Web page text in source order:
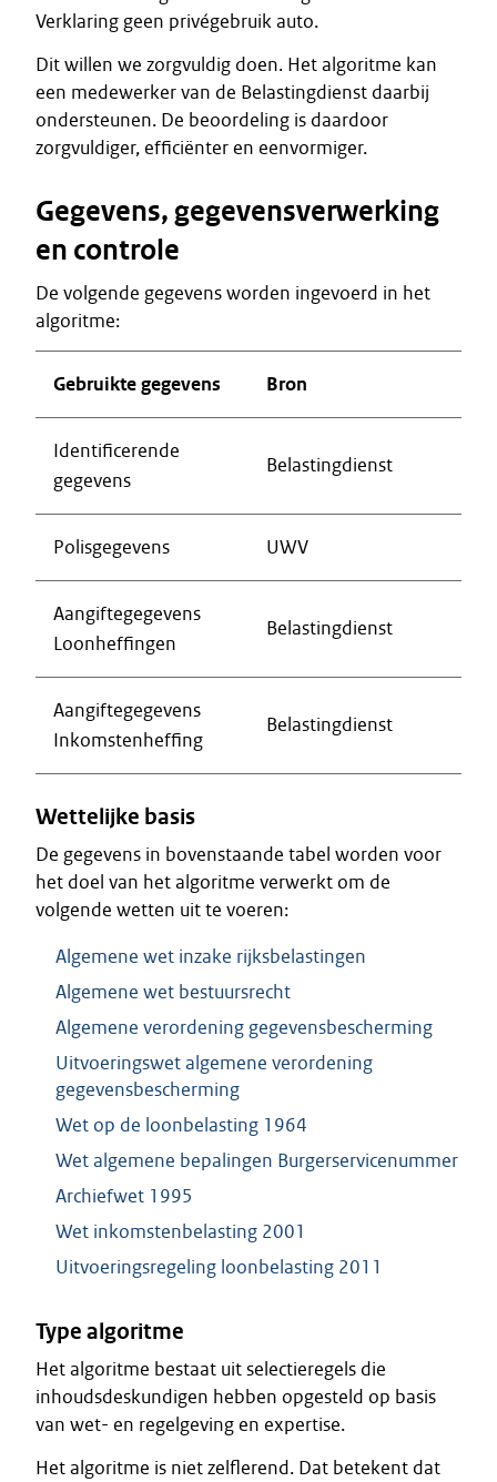
Verklaring geen privégebruik auto.
Dit willen we zorgvuldig doen. Het algoritme kan
een medewerker van de Belastingdienst daarbij
ondersteunen. De beoordeling is daardoor
zorgvuldiger, efficiënter en eenvormiger.
Gegevens, gegevensverwerking
en controle
De volgende gegevens worden ingevoerd in het
algoritme:
Gebruikte gegevens Bron
Identificerende
gegevens
Belastingdienst
Polisgegevens UWV
Aangiftegegevens
Loonheffingen
Belastingdienst
Aangiftegegevens
Inkomstenheffing
Belastingdienst
Wettelijke basis
De gegevens in bovenstaande tabel worden voor
het doel van het algoritme verwerkt om de
volgende wetten uit te voeren:
Algemene wet inzake rijksbelastingen
Algemene wet bestuursrecht
Algemene verordening gegevensbescherming
Uitvoeringswet algemene verordening
gegevensbescherming
Wet op de loonbelasting 1964
Wet algemene bepalingen Burgerservicenummer
Archiefwet 1995
Wet inkomstenbelasting 2001
Uitvoeringsregeling loonbelasting 2011
Type algoritme
Het algoritme bestaat uit selectieregels die
inhoudsdeskundigen hebben opgesteld op basis
van wet- en regelgeving en expertise.
Het algoritme is niet zelflerend. Dat betekent dat